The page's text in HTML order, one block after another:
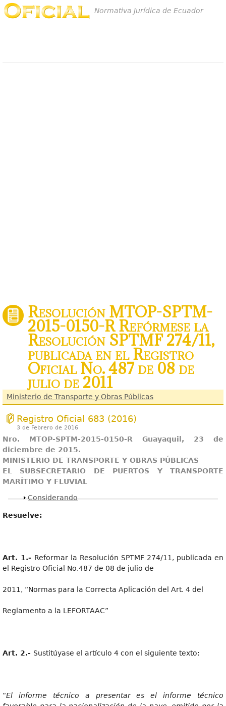
Normativa Jurídica de Ecuador
Resolución MTOP-SPTM-
2015-0150-R Refórmese la
Resolución SPTMF 274/11,
publicada en el Registro
Oficial No. 487 de 08 de
julio de 2011
Ministerio de Transporte y Obras Públicas
Registro Oficial 683 (2016)
3 de Febrero de 2016
Nro. MTOP-SPTM-2015-0150-R Guayaquil , 23 de
diciembre de 2015.
MINISTERIO DE TRANSPORTE Y OBRAS PÚBLICAS
EL SUBSECRETARIO DE PUERTOS YTRANSPORTE
MARÍTIMO Y FLUVIAL
Mostrar
Considerando
Resuelve:
Art. 1.- Reformar la Resolución SPTMF 274/11, publicada en
el Registro Oficial No.487 de 08 de julio de
2011, “Normas para la Correcta Aplicación del Art. 4 del
Reglamento a la LEFORTAAC”
Art. 2.- Sustitúyase el artículo 4 con el siguiente texto:
“El informe técnico a presentares el informe técnico